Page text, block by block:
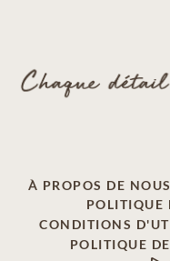
À PROPOS DE NOUS
POLITIQUE
CONDITIONS
POLITIQUE